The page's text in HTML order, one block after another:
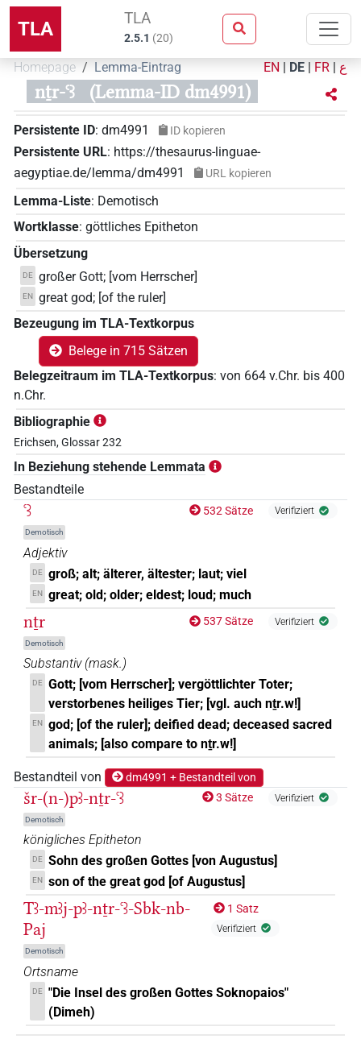
TLA TLA
2.5.1 (20)
Homepage Lemma-Eintrag EN | DE | FR | ع
nṯr-ꜥꜣ (Lemma-ID dm4991)
Persistente ID: dm4991 ID kopieren
Persistente URL: https://thesaurus-linguae-
aegyptiae.de/lemma/dm4991
URL kopieren
Lemma-Liste: Demotisch
Wortklasse: göttliches Epitheton
Übersetzung
DE großer Gott; [vom Herrscher]
EN great god; [of the ruler]
Bezeugung im TLA-Textkorpus
Belege in 715 Sätzen
Belegzeitraum im TLA-Textkorpus: von 664 v.Chr. bis 400
n.Chr.
Bibliographie
Erichsen, Glossar 232
In Beziehung stehende Lemmata
Bestandteile
ꜥꜣ
Demotisch
532 Sätze Verifiziert
Adjektiv
DE groß; alt; älterer, ältester; laut; viel
EN great; old; older; eldest; loud; much
nṯr
Demotisch
537 Sätze Verifiziert
Substantiv (mask.)
DE Gott; [vom Herrscher]; vergöttlichter Toter;
verstorbenes heiliges Tier; [vgl. auch nṯr.w!]
EN god; [of the ruler]; deified dead; deceased sacred
animals; [also compare to nṯr.w!]
Bestandteil von dm4991 + Bestandteil von
šr-(n-)pꜣ-nṯr-ꜥꜣ
Demotisch
3 Sätze Verifiziert
königliches Epitheton
DE Sohn des großen Gottes [von Augustus]
EN son of the great god [of Augustus]
Tꜣ-mꜣj-pꜣ-nṯr-ꜥꜣ-Sbk-nb-
Paj
Demotisch
1 Satz
Verifiziert
Ortsname
DE
"Die Insel des großen Gottes Soknopaios"
(Dimeh)